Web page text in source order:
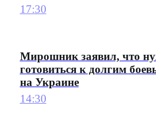
17:30
Мирошник заявил, что
готовиться к долгим
на Украине
14:30